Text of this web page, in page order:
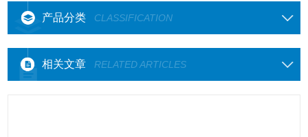
产品分类 CLASSIFICATION
相关文章 RELATED ARTICLES